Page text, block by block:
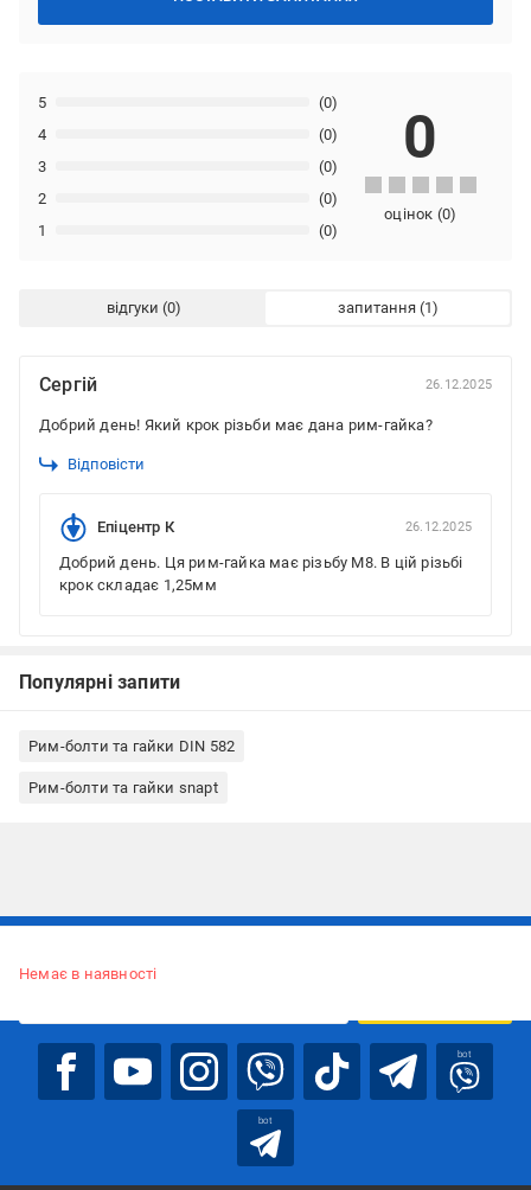
1 (0)
2 (0)
3 (0)
4 (0)
5 (0)
0
оцінок (0)
відгуки запитання
Сергій 26.12.2025
Добрий день! Який крок різьби має дана рим-гайка?
Відповісти
Епіцентр К 26.12.2025
Добрий день. Ця рим-гайка має різьбу М8. В цій різьбі
крок складає 1,25мм
Популярні запити
Рим-болти та гайки DIN 582
Рим-болти та гайки snapt
Немає в наявності
bot
bot